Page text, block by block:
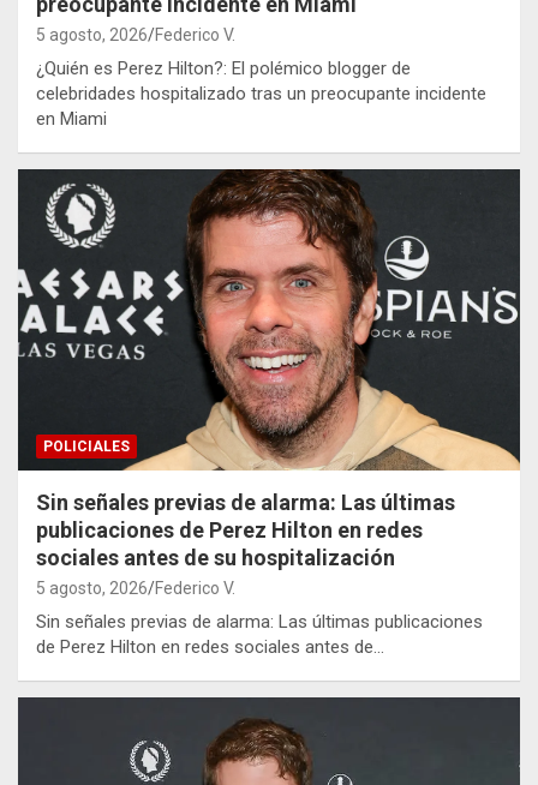
5 agosto, 2026 Federico V.
¿Quién es Perez Hilton?: El polémico blogger de
celebridades hospitalizado tras un preocupante incidente
en Miami
POLICIALES
Sin señales previas de alarma: Las últimas
publicaciones de Perez Hilton en redes
sociales antes de su hospitalización
5 agosto, 2026 Federico V.
Sin señales previas de alarma: Las últimas publicaciones
de Perez Hilton en redes sociales antes de…